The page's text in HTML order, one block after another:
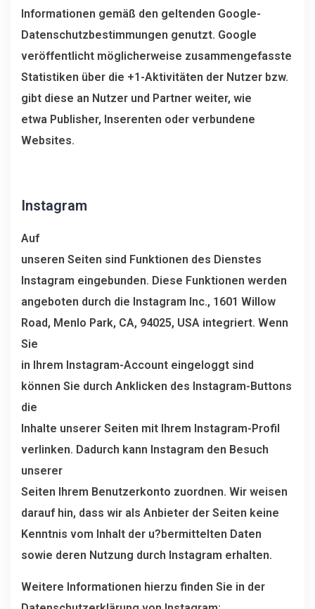
Informationen gemäß den geltenden Google-
Datenschutzbestimmungen genutzt. Google
veröffentlicht möglicherweise zusammengefasste
Statistiken über die +1-Aktivitäten der Nutzer bzw.
gibt diese an Nutzer und Partner weiter, wie
etwa Publisher, Inserenten oder verbundene
Websites.
Instagram
Auf
unseren Seiten sind Funktionen des Dienstes
Instagram eingebunden. Diese Funktionen werden
angeboten durch die Instagram Inc., 1601 Willow
Road, Menlo Park, CA, 94025, USA integriert. Wenn
Sie
in Ihrem Instagram-Account eingeloggt sind
können Sie durch Anklicken des Instagram-Buttons
die
Inhalte unserer Seiten mit Ihrem Instagram-Profil
verlinken. Dadurch kann Instagram den Besuch
unserer
Seiten Ihrem Benutzerkonto zuordnen. Wir weisen
darauf hin, dass wir als Anbieter der Seiten keine
Kenntnis vom Inhalt der u?bermittelten Daten
sowie deren Nutzung durch Instagram erhalten.
Weitere Informationen hierzu finden Sie in der